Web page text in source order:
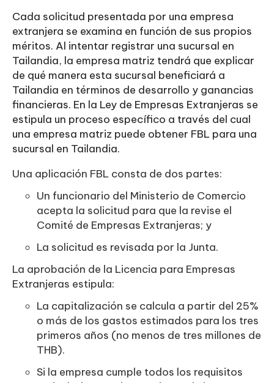
Cada solicitud presentada por una empresa
extranjera se examina en función de sus propios
méritos. Al intentar registrar una sucursal en
Tailandia, la empresa matriz tendrá que explicar
de qué manera esta sucursal beneficiará a
Tailandia en términos de desarrollo y ganancias
financieras. En la Ley de Empresas Extranjeras se
estipula un proceso específico a través del cual
una empresa matriz puede obtener FBL para una
sucursal en Tailandia.
Una aplicación FBL consta de dos partes:
Un funcionario del Ministerio de Comercio
acepta la solicitud para que la revise el
Comité de Empresas Extranjeras; y
La solicitud es revisada por la Junta.
La aprobación de la Licencia para Empresas
Extranjeras estipula:
La capitalización se calcula a partir del 25%
o más de los gastos estimados para los tres
primeros años (no menos de tres millones de
THB).
Si la empresa cumple todos los requisitos